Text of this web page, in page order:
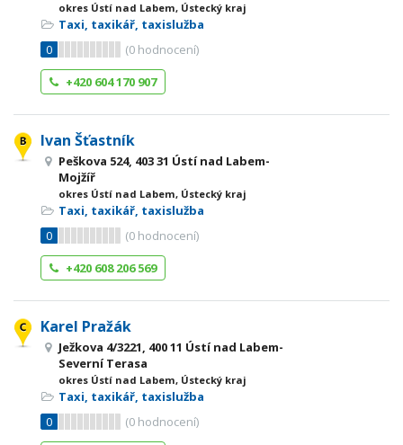
okres Ústí nad Labem, Ústecký kraj
Taxi, taxikář, taxislužba
0
(0 hodnocení)
+420 604 170 907
Ivan Šťastník
Peškova 524, 403 31 Ústí nad Labem-
Mojžíř
okres Ústí nad Labem, Ústecký kraj
Taxi, taxikář, taxislužba
0
(0 hodnocení)
+420 608 206 569
Karel Pražák
Ježkova 4/3221, 400 11 Ústí nad Labem-
Severní Terasa
okres Ústí nad Labem, Ústecký kraj
Taxi, taxikář, taxislužba
0
(0 hodnocení)